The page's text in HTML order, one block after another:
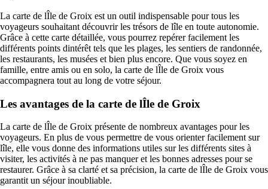
La carte de lÎle de Groix est un outil indispensable pour tous les
voyageurs souhaitant découvrir les trésors de lîle en toute autonomie.
Grâce à cette carte détaillée, vous pourrez repérer facilement les
différents points dintérêt tels que les plages, les sentiers de randonnée,
les restaurants, les musées et bien plus encore. Que vous soyez en
famille, entre amis ou en solo, la carte de lÎle de Groix vous
accompagnera tout au long de votre séjour.
Les avantages de la carte de lÎle de Groix
La carte de lÎle de Groix présente de nombreux avantages pour les
voyageurs. En plus de vous permettre de vous orienter facilement sur
lîle, elle vous donne des informations utiles sur les différents sites à
visiter, les activités à ne pas manquer et les bonnes adresses pour se
restaurer. Grâce à sa clarté et sa précision, la carte de lÎle de Groix vous
garantit un séjour inoubliable.